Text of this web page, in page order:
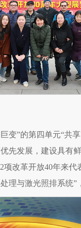
变”的第四单元“共
先发展，建设具有
改革开放40年来
理与激光照排系统”